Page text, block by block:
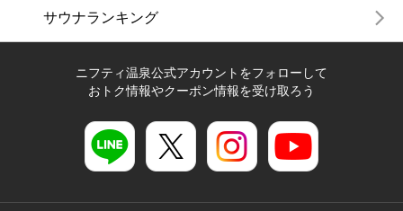
サウナランキング
ニフティ温泉公式アカウントをフォローして
おトク情報やクーポン情報を受け取ろう